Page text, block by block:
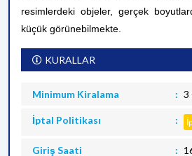
resimlerdeki objeler, gerçek
küçük görünebilmekte.
KURALLAR
Minimum Kiralama 3
İptal Politikası
Giriş Saati